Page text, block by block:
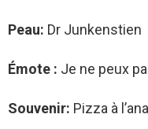
Peau: Dr Junkenstien
Émote : Je ne peux
Souvenir: Pizza à